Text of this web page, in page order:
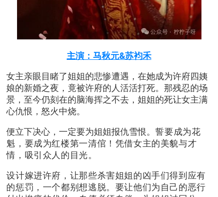
主演：马秋元&苏袀禾
女主亲眼目睹了姐姐的悲惨遭遇，在她成为许府四姨
娘的新婚之夜，竟被许府的人活活打死。那残忍的场
景，至今仍刻在的脑海挥之不去，姐姐的死让女主满
心仇恨，怒火中烧。
便立下决心，一定要为姐姐报仇雪恨。誓要成为花
魁，要成为红楼第一清倌！凭借女主的美貌与才
情，吸引众人的目光。
设计嫁进许府，让那些杀害姐姐的凶手们得到应有
的惩罚，一个都别想逃脱。要让他们为自己的恶行